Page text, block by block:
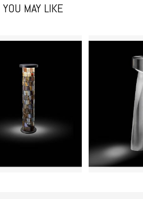
YOU MAY LIKE